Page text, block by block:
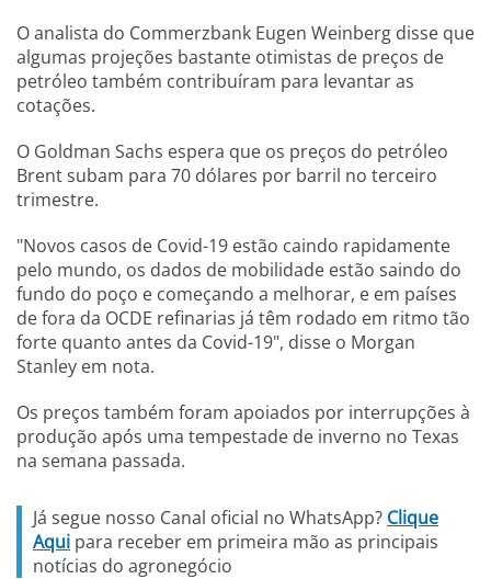
O analista do Commerzbank Eugen Weinberg disse que
algumas projeções bastante otimistas de preços de
petróleo também contribuíram para levantar as
cotações.
O Goldman Sachs espera que os preços do petróleo
Brent subam para 70 dólares por barril no terceiro
trimestre.
"Novos casos de Covid-19 estão caindo rapidamente
pelo mundo, os dados de mobilidade estão saindo do
fundo do poço e começando a melhorar, e em países
de fora da OCDE refinarias já têm rodado em ritmo tão
forte quanto antes da Covid-19", disse o Morgan
Stanley em nota.
Os preços também foram apoiados por interrupções à
produção após uma tempestade de inverno no Texas
na semana passada.
Já segue nosso Canal oficial no WhatsApp? Clique
Aqui para receber em primeira mão as principais
notícias do agronegócio